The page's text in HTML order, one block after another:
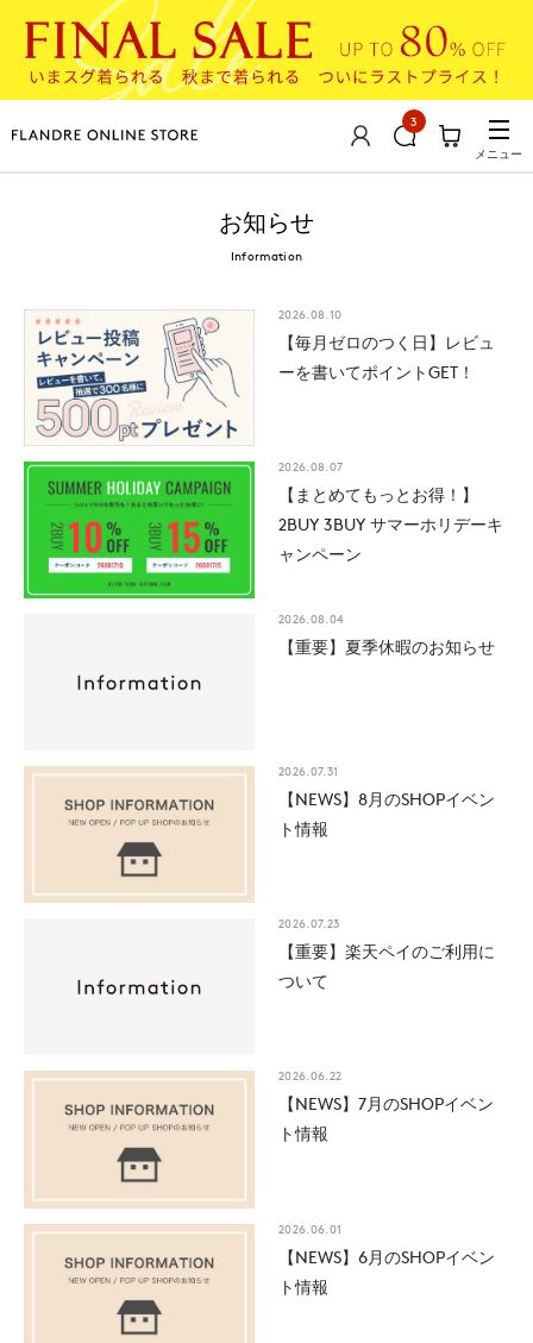
3
メニュー
お知らせ
Information
2026.08.10
【毎月ゼロのつく日】レビュ
ーを書いてポイントGET！
2026.08.07
【まとめてもっとお得！】
2BUY 3BUY サマーホリデーキ
ャンペーン
2026.08.04
【重要】夏季休暇のお知らせ
2026.07.31
【NEWS】8月のSHOPイベン
ト情報
2026.07.23
【重要】楽天ペイのご利用に
ついて
2026.06.22
【NEWS】7月のSHOPイベン
ト情報
2026.06.01
【NEWS】6月のSHOPイベン
ト情報